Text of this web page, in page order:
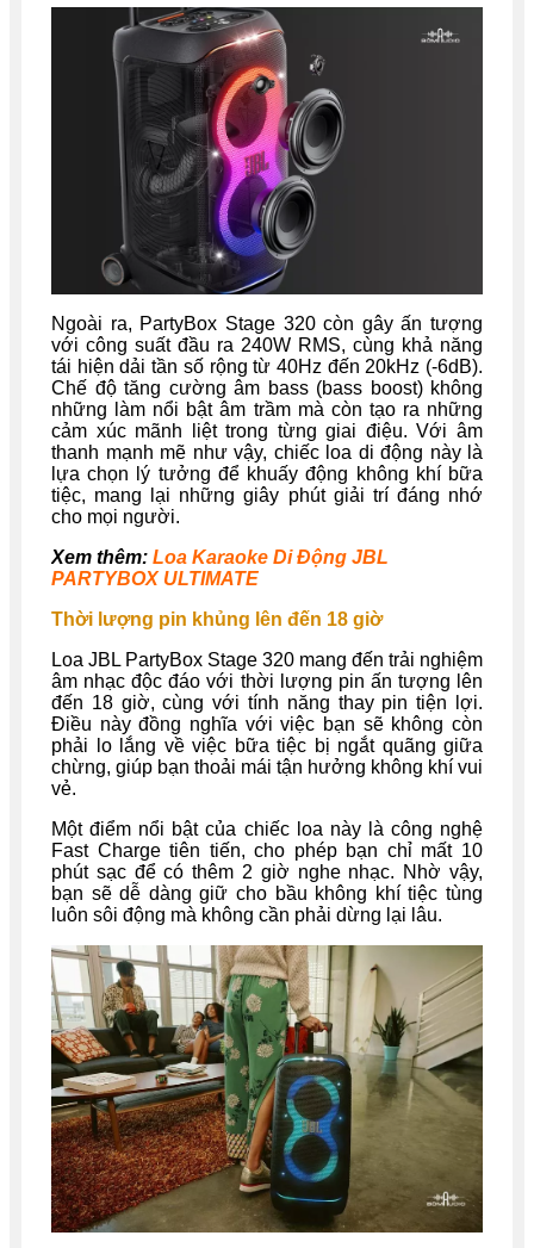
Ngoài ra, PartyBox Stage 320 còn gây ấn tượng
với công suất đầu ra 240W RMS, cùng khả năng
tái hiện dải tần số rộng từ 40Hz đến 20kHz (-6dB).
Chế độ tăng cường âm bass (bass boost) không
những làm nổi bật âm trầm mà còn tạo ra những
cảm xúc mãnh liệt trong từng giai điệu. Với âm
thanh mạnh mẽ như vậy, chiếc loa di động này là
lựa chọn lý tưởng để khuấy động không khí bữa
tiệc, mang lại những giây phút giải trí đáng nhớ
cho mọi người.
Xem thêm: Loa Karaoke Di Động JBL
PARTYBOX ULTIMATE
Thời lượng pin khủng lên đến 18 giờ
Loa JBL PartyBox Stage 320 mang đến trải nghiệm
âm nhạc độc đáo với thời lượng pin ấn tượng lên
đến 18 giờ, cùng với tính năng thay pin tiện lợi.
Điều này đồng nghĩa với việc bạn sẽ không còn
phải lo lắng về việc bữa tiệc bị ngắt quãng giữa
chừng, giúp bạn thoải mái tận hưởng không khí vui
vẻ.
Một điểm nổi bật của chiếc loa này là công nghệ
Fast Charge tiên tiến, cho phép bạn chỉ mất 10
phút sạc để có thêm 2 giờ nghe nhạc. Nhờ vậy,
bạn sẽ dễ dàng giữ cho bầu không khí tiệc tùng
luôn sôi động mà không cần phải dừng lại lâu.